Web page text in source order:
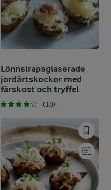
Lönnsirapsglaserade
jordärtskockor med
färskost och tryffel
(10)